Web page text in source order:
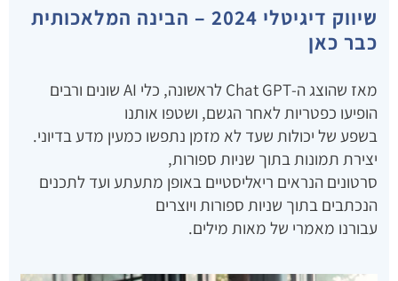
שיווק דיגיטלי 2024 – הבינה המלאכותית
כבר כאן
מאז שהוצג ה-Chat GPT לראשונה, כלי AI שונים ורבים
הופיעו כפטריות לאחר הגשם, ושטפו אותנו
בשפע של יכולות שעד לא מזמן נתפשו כמעין מדע בדיוני.
יצירת תמונות בתוך שניות ספורות,
סרטונים הנראים ריאליסטיים באופן מתעתע ועד לתכנים
הנכתבים בתוך שניות ספורות ויוצרים
עבורנו מאמרי של מאות מילים.